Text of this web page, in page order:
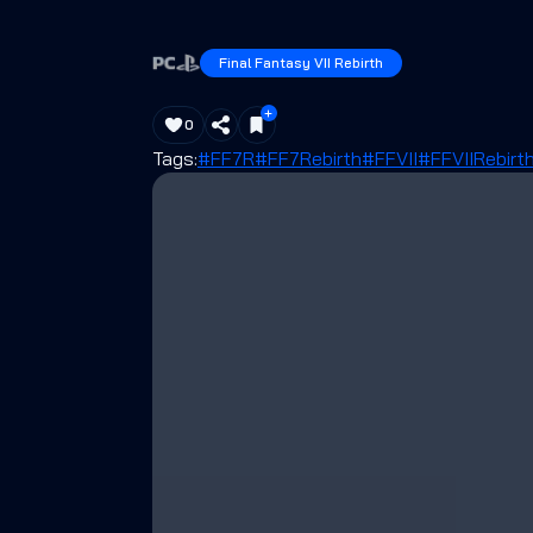
Final Fantasy VII Rebirth
0
Tags:#FF7R#FF7Rebirth#FFVII#FFVIIRebirth